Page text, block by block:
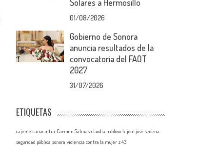
Solares a Hermosillo
01/08/2026
Gobierno de Sonora
anuncia resultados de la
convocatoria del FAOT
2027
31/07/2026
ETIQUETAS
cajeme canacintra Carmen Salinas claudia pablovich josé josé sedena
seguridad pública sonora violencia contra la mujer z 43